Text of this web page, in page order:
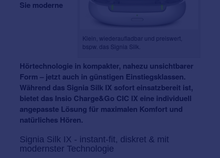
Klein, wiederaufladbar und preiswert,
bspw. das Signia Silk.
Sie moderne
Hörtechnologie in kompakter, nahezu unsichtbarer
Form – jetzt auch in günstigen Einstiegsklassen.
Während das Signia Silk IX sofort einsatzbereit ist,
bietet das Insio Charge&Go CIC IX eine individuell
angepasste Lösung für maximalen Komfort und
natürliches Hören.
Signia Silk IX - instant-fit, diskret & mit
modernster Technologie